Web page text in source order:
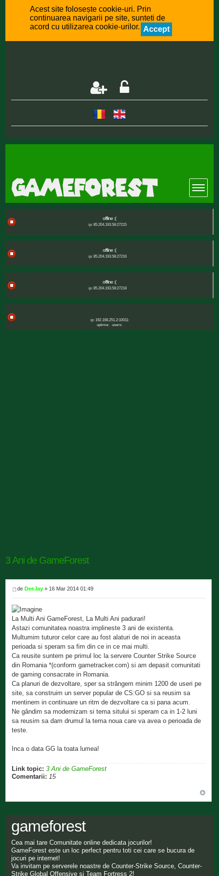
Acest site folosește cookie-uri. Prin
continuarea navigarii pe site, sunteti de
acord cu utilizarea cookie-urilor. Accept
offline :(
ip: 85.204.193.58:27215
offline :(
ip: 85.204.193.58:27216
offline :(
ip: 85.204.193.58:27218
ip: 192.168.251.2:10011:
uptime:
users:
3 Ani de GameForest
deDeeJay » 16 Mar 2014 01:49
La Multi Ani GameForest, La Multi Ani padurari!
Astazi comunitatea noastra implineste 3 ani de existenta.
Multumim tuturor celor care au fost alaturi de noi in aceasta
perioada si speram sa fim din ce in ce mai multi.
Ca reusite suntem pe primul loc la servere Counter Strike Source
din Romania *(conform gametracker.com) si am depasit comunitati
de gaming consacrate in Romania.
Ca planuri de dezvoltare, sper sa strângem minim 1200 de useri pe
site, sa construim un server popular de CS:GO si sa reusim sa
mentinem in continuare un ritm de dezvoltare ca si pana acum.
Ne gândim sa modernizam si tema sitului si speram ca in 1-2 luni
sa reusim sa dam drumul la tema noua care va avea o perioada de
teste.
Inca o data GG la toata lumea!
Link topic: 3 Ani de GameForest
Comentarii: 15
gameforest
Cea mai tare Comunitate online dedicata jocurilor!
GameForest este un loc perfect pentru toti cei care se bucura de
jocuri pe internet!
Va invitam pe serverele noastre de Counter-Strike Source, Counter-
Strike Global Offensive si Team Fortress 2!